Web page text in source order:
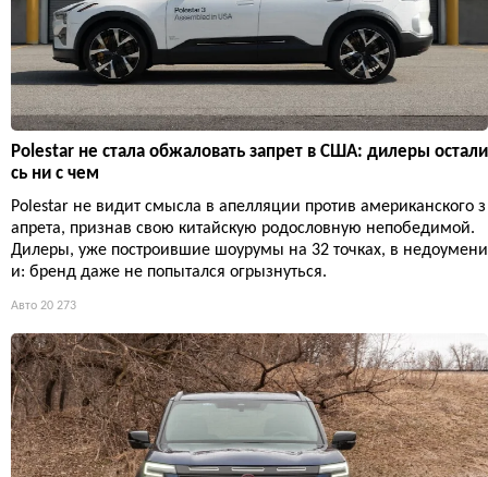
Polestar не стала обжаловать запрет в США: дилеры остали
сь ни с чем
Polestar не видит смысла в апелляции против американского з
апрета, признав свою китайскую родословную непобедимой.
Дилеры, уже построившие шоурумы на 32 точках, в недоумени
и: бренд даже не попытался огрызнуться.
Авто 20 273